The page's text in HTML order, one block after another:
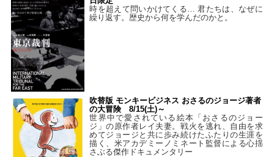
時を超えて問いかけてくる… 君たちは、なぜに
繰り返す。歴史から何を学んだのかと。
吹替版 モンキービジネス おさるのジョージ著者
の大冒険 8/15(土)～
世界中で愛されている絵本「おさるのジョー
ジ」の原作者レイ夫妻。戦火を逃れ、自由を求
めてジョージと共に歩み続けたふたりの生涯を
描く、米アカデミーノミネート監督による心揺
さぶる傑作ドキュメンタリー